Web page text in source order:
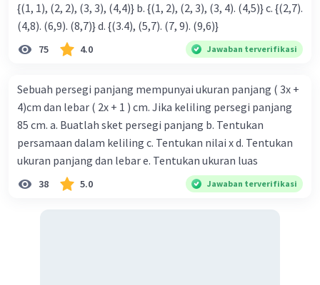
{(1, 1), (2, 2), (3, 3), (4,4)} b. {(1, 2), (2, 3), (3, 4). (4,5)} c. {(2,7).
(4,8). (6,9). (8,7)} d. {(3.4), (5,7). (7, 9). (9,6)}
75 4.0 Jawaban terverifikasi
Sebuah persegi panjang mempunyai ukuran panjang ( 3x +
4)cm dan lebar ( 2x + 1 ) cm. Jika keliling persegi panjang
85 cm. a. Buatlah sket persegi panjang b. Tentukan
persamaan dalam keliling c. Tentukan nilai x d. Tentukan
ukuran panjang dan lebar e. Tentukan ukuran luas
38 5.0 Jawaban terverifikasi